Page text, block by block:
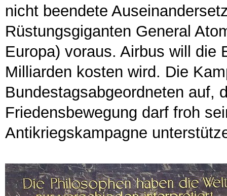
nicht beendete
Rüstungsgiganten General
Europa) voraus. Airbus will die
Milliarden kosten wird. Die
Bundestagsabgeordneten auf,
Friedensbewegung darf froh
Antikriegskampagne